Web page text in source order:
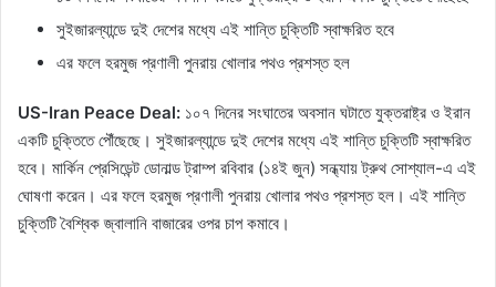
সুইজারল্যান্ডে দুই দেশের মধ্যে এই শান্তি চুক্তিটি স্বাক্ষরিত হবে
এর ফলে হরমুজ প্রণালী পুনরায় খোলার পথও প্রশস্ত হল
US-Iran Peace Deal: ১০৭ দিনের সংঘাতের অবসান ঘটাতে যুক্তরাষ্ট্র ও ইরান
একটি চুক্তিতে পৌঁছেছে। সুইজারল্যান্ডে দুই দেশের মধ্যে এই শান্তি চুক্তিটি স্বাক্ষরিত
হবে। মার্কিন প্রেসিডেন্ট ডোনাল্ড ট্রাম্প রবিবার (১৪ই জুন) সন্ধ্যায় ট্রুথ সোশ্যাল-এ এই
ঘোষণা করেন। এর ফলে হরমুজ প্রণালী পুনরায় খোলার পথও প্রশস্ত হল। এই শান্তি
চুক্তিটি বৈশ্বিক জ্বালানি বাজারের ওপর চাপ কমাবে।